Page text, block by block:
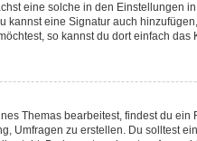
eine solche in den
kannst eine Signatur auch
so kannst du dort einfach
Themas bearbeitest, findest du
Umfragen zu erstellen. Du solltest